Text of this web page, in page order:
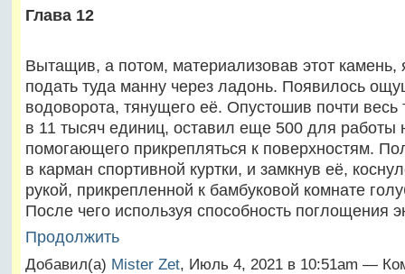
Глава 12
Вытащив, а потом, материализовав этот камень,
подать туда манну через ладонь. Появилось
водоворота, тянущего её. Опустошив почти
в 11 тысяч единиц, оставил еще 500 для работы
помогающего прикрепляться к поверхностям.
в карман спортивной куртки, и замкнув её,
рукой, прикрепленной к бамбуковой комнате
После чего используя способность поглощения
Продолжить
Добавил(а) Mister Zet, Июль 4, 2021 в 10:51am —